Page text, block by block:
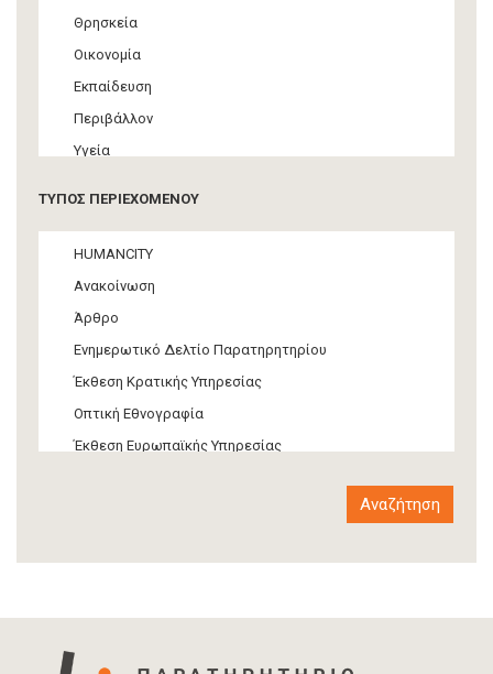
Θρησκεία
Οικονομία
Εκπαίδευση
Περιβάλλον
Υγεία
ΜΜΕ
Θεσμικές ρυθμίσεις
Υποστήριξη Προσφύγων και Μεταναστών
Υλικός πολιτισμός
Τέχνη
ΤΥΠΟΣ ΠΕΡΙΕΧΟΜΕΝΟΥ
HUMANCITY
Ανακοίνωση
Άρθρο
Ενημερωτικό Δελτίο Παρατηρητηρίου
Έκθεση Κρατικής Υπηρεσίας
Οπτική Εθνογραφία
Έκθεση Ευρωπαϊκής Υπηρεσίας
Info-graphic